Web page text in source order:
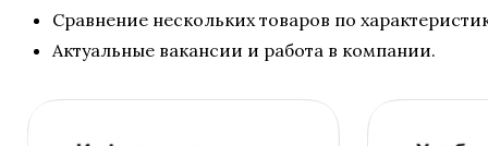
Сравнение нескольких товаров по
Актуальные вакансии и работа в компании.